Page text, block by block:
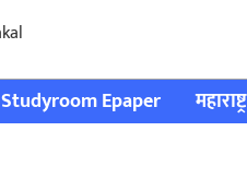
Studyroom Epaper महाराष्ट्र